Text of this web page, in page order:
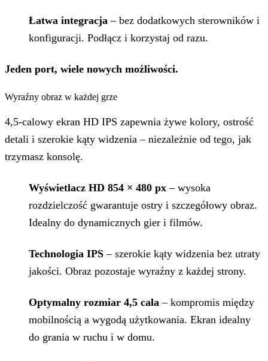
Łatwa integracja – bez dodatkowych sterowników i
konfiguracji. Podłącz i korzystaj od razu.
Jeden port, wiele nowych możliwości.
Wyraźny obraz w każdej grze
4,5-calowy ekran HD IPS zapewnia żywe kolory, ostrość
detali i szerokie kąty widzenia – niezależnie od tego, jak
trzymasz konsolę.
Wyświetlacz HD 854 × 480 px – wysoka
rozdzielczość gwarantuje ostry i szczegółowy obraz.
Idealny do dynamicznych gier i filmów.
Technologia IPS – szerokie kąty widzenia bez utraty
jakości. Obraz pozostaje wyraźny z każdej strony.
Optymalny rozmiar 4,5 cala – kompromis między
mobilnością a wygodą użytkowania. Ekran idealny
do grania w ruchu i w domu.